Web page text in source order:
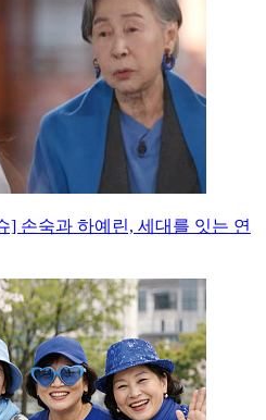
] 손숙과 하예린, 세대를 잇는 연